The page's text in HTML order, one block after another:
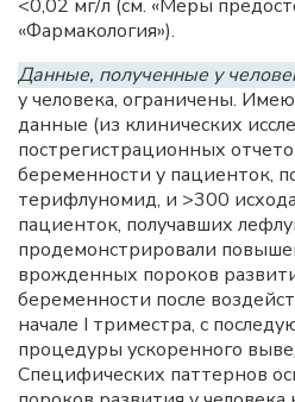
<0,02 мг/л (см. «Меры
«Фармакология»).
Данные, полученные у
у человека, ограничены.
данные (из клинических
пострегистрационных
беременности у пациенток,
терифлуномид, и >300
пациенток, получавших
продемонстрировали
врожденных пороков
беременности после
начале I триместра, с
процедуры ускоренного
Специфических паттернов